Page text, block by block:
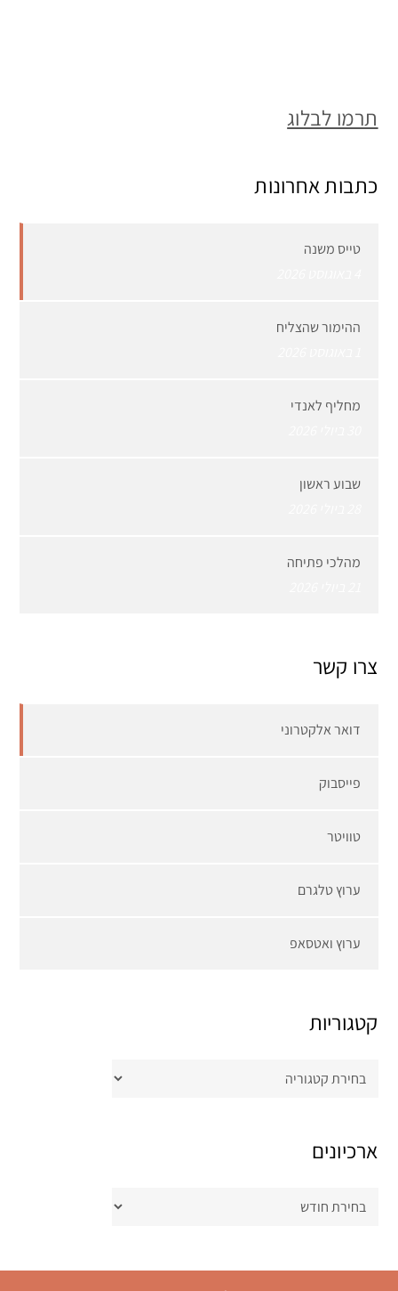
תרמו לבלוג
כתבות אחרונות
טייס משנה
ההימור שהצליח
מחליף לאנדי
שבוע ראשון
מהלכי פתיחה
צרו קשר
דואר אלקטרוני
פייסבוק
טוויטר
ערוץ טלגרם
ערוץ ואטסאפ
קטגוריות
ארכיונים